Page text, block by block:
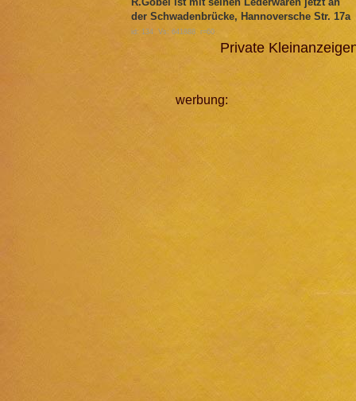
der Schwadenbrücke, Hannoversche Str. 17a
id: 134 Vs: 641888 r=60
Private
werbung: